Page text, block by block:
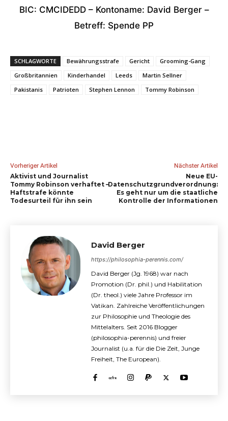
BIC: CMCIDEDD – Kontoname: David Berger –
Betreff: Spende PP
SCHLAGWORTE Bewährungsstrafe Gericht
Grooming-Gang
Großbritannien
Kinderhandel Leeds
Martin Sellner
Pakistanis
Patrioten Stephen Lennon Tommy Robinson
Vorheriger Artikel
Aktivist und Journalist
Tommy Robinson verhaftet –
Haftstrafe könnte
Todesurteil für ihn sein
Nächster Artikel
Neue EU-
Datenschutzgrundverordnung:
Es geht nur um die staatliche
Kontrolle der Informationen
David Berger
https://philosophia-perennis.com/
David Berger (Jg. 1968) war nach
Promotion (Dr. phil.) und Habilitation
(Dr. theol.) viele Jahre Professor im
Vatikan. Zahlreiche Veröffentlichungen
zur Philosophie und Theologie des
Mittelalters. Seit 2016 Blogger
(philosophia-perennis) und freier
Journalist (u.a. für die Die Zeit, Junge
Freiheit, The European).